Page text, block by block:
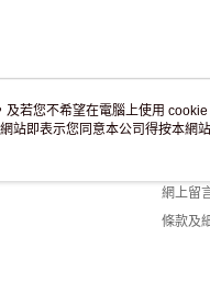
客戶
網上留
條款及
若您不希望在電腦上使用
站即表示您同意本公司得按本網